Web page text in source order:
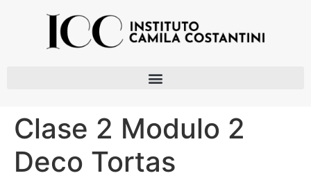
Clase 2 Modulo 2
Deco Tortas